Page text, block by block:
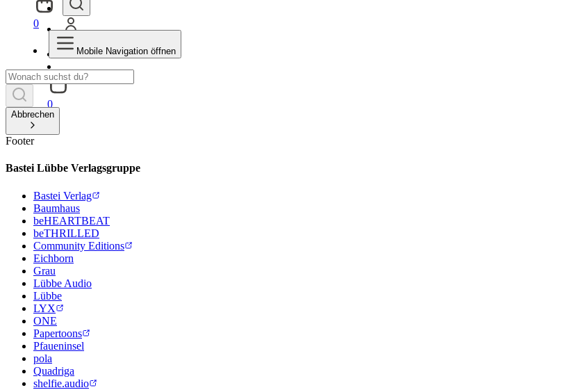
0
0
Mobile Navigation öffnen
Abbrechen
Footer
Bastei Lübbe Verlagsgruppe
Bastei Verlag
Baumhaus
beHEARTBEAT
beTHRILLED
Community Editions
Eichborn
Grau
Lübbe Audio
Lübbe
LYX
ONE
Papertoons
Pfaueninsel
pola
Quadriga
shelfie.audio